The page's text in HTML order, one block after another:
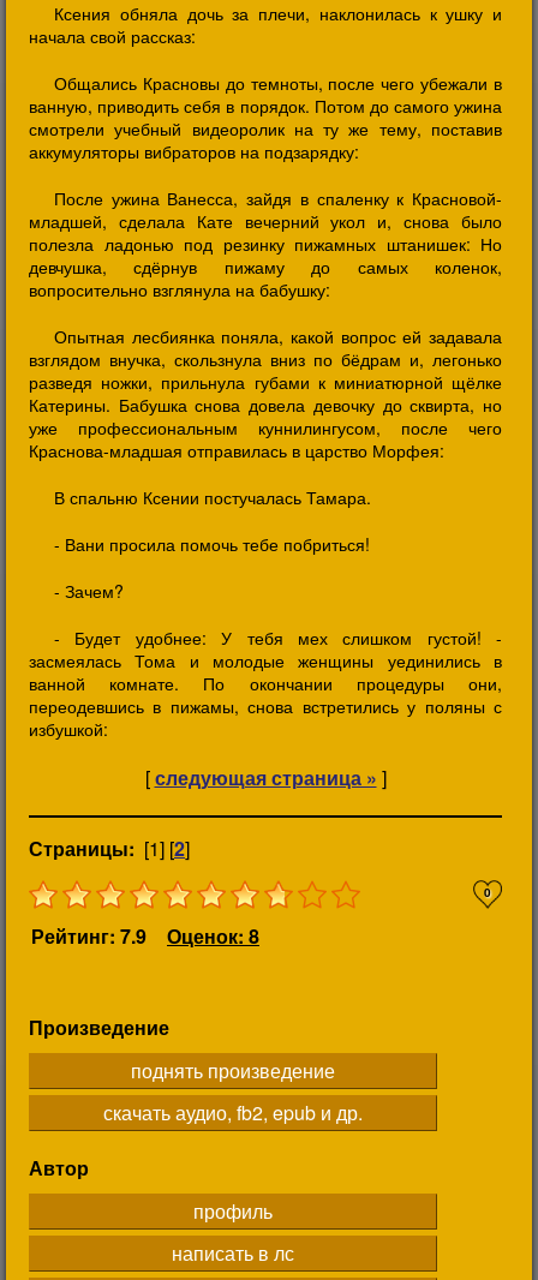
Ксения обняла дочь за плечи, наклонилась к ушку и
начала свой рассказ:
Общались Красновы до темноты, после чего убежали в
ванную, приводить себя в порядок. Потом до самого ужина
смотрели учебный видеоролик на ту же тему, поставив
аккумуляторы вибраторов на подзарядку:
После ужина Ванесса, зайдя в спаленку к Красновой-
младшей, сделала Кате вечерний укол и, снова было
полезла ладонью под резинку пижамных штанишек: Но
девчушка, сдёрнув пижаму до самых коленок,
вопросительно взглянула на бабушку:
Опытная лесбиянка поняла, какой вопрос ей задавала
взглядом внучка, скользнула вниз по бёдрам и, легонько
разведя ножки, прильнула губами к миниатюрной щёлке
Катерины. Бабушка снова довела девочку до сквирта, но
уже профессиональным куннилингусом, после чего
Краснова-младшая отправилась в царство Морфея:
В спальню Ксении постучалась Тамара.
- Вани просила помочь тебе побриться!
- Зачем?
- Будет удобнее: У тебя мех слишком густой! -
засмеялась Тома и молодые женщины уединились в
ванной комнате. По окончании процедуры они,
переодевшись в пижамы, снова встретились у поляны с
избушкой:
[следующая страница » ]
Страницы: [1] [2]
0
Рейтинг: 7.9 Оценок: 8
Произведение
поднять произведение
скачать аудио, fb2, epub и др.
Автор
профиль
написать в лс